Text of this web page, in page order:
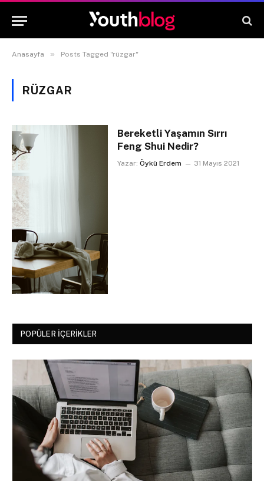
Anasayfa » Posts Tagged "rüzgar"
RÜZGAR
Bereketli Yaşamın Sırrı
Feng Shui Nedir?
Yazar: Öykü Erdem 31 Mayıs 2021
POPÜLER İÇERIKLER